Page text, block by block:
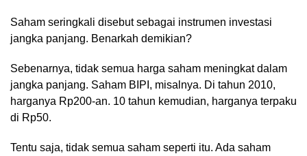
Saham seringkali disebut sebagai instrumen investasi
jangka panjang. Benarkah demikian?
Sebenarnya, tidak semua harga saham meningkat dalam
jangka panjang. Saham BIPI, misalnya. Di tahun 2010,
harganya Rp200-an. 10 tahun kemudian, harganya terpaku
di Rp50.
Tentu saja, tidak semua saham seperti itu. Ada saham